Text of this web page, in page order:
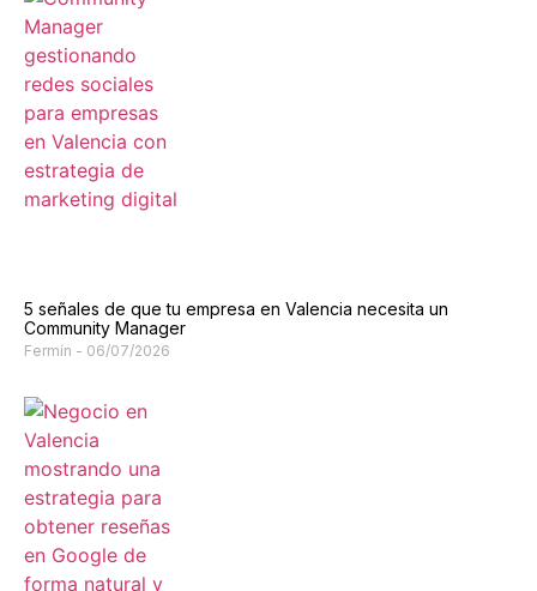
5 señales de que tu empresa en Valencia necesita un
Community Manager
Fermín 06/07/2026